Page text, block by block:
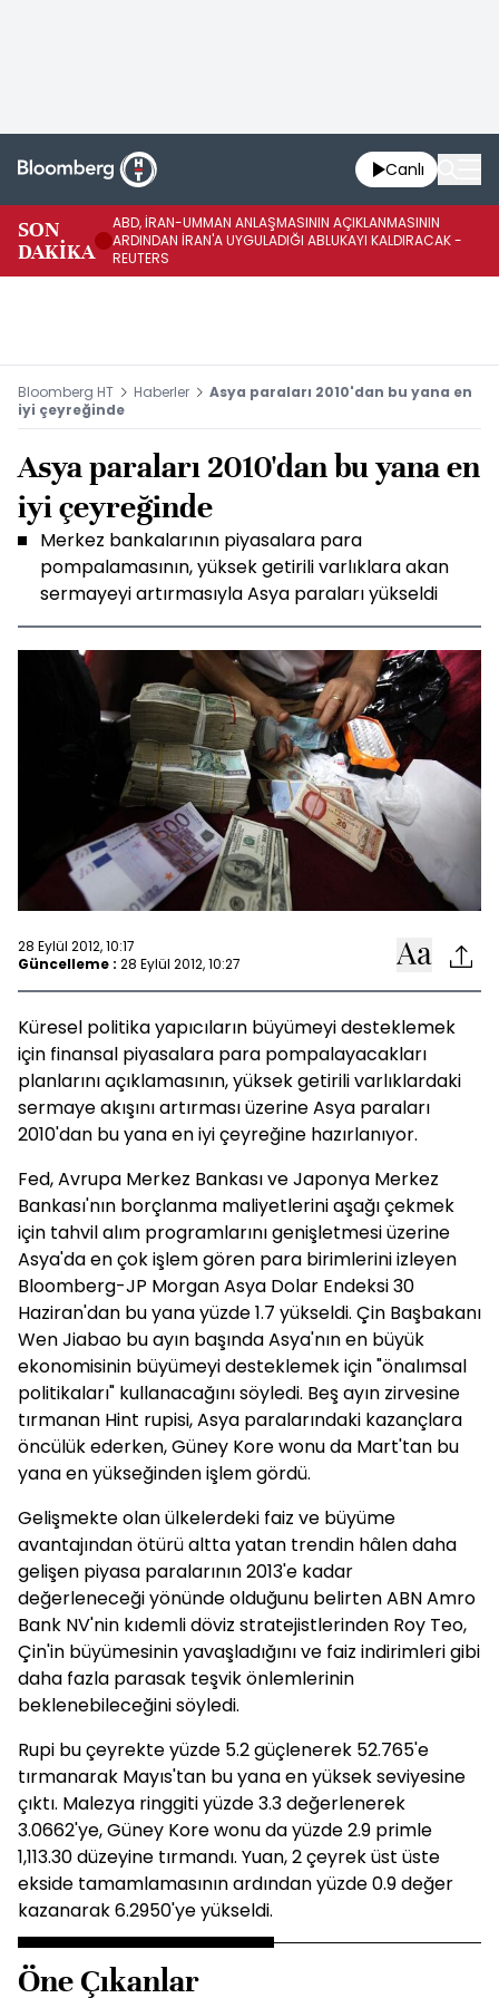
Canlı
SON
DAKİKA
ABD, İRAN-UMMAN ANLAŞMASININ AÇIKLANMASININ
ARDINDAN İRAN'A UYGULADIĞI ABLUKAYI KALDIRACAK -
REUTERS
Bloomberg HT Haberler
Asya paraları 2010'dan bu yana en
iyi çeyreğinde
Asya paraları 2010'dan bu yana en
iyi çeyreğinde
Merkez bankalarının piyasalara para
pompalamasının, yüksek getirili varlıklara akan
sermayeyi artırmasıyla Asya paraları yükseldi
28 Eylül 2012, 10:17
Güncelleme : 28 Eylül 2012, 10:27
Küresel politika yapıcıların büyümeyi desteklemek
için finansal piyasalara para pompalayacakları
planlarını açıklamasının, yüksek getirili varlıklardaki
sermaye akışını artırması üzerine Asya paraları
2010'dan bu yana en iyi çeyreğine hazırlanıyor.
Fed, Avrupa Merkez Bankası ve Japonya Merkez
Bankası'nın borçlanma maliyetlerini aşağı çekmek
için tahvil alım programlarını genişletmesi üzerine
Asya'da en çok işlem gören para birimlerini izleyen
Bloomberg-JP Morgan Asya Dolar Endeksi 30
Haziran'dan bu yana yüzde 1.7 yükseldi. Çin Başbakanı
Wen Jiabao bu ayın başında Asya'nın en büyük
ekonomisinin büyümeyi desteklemek için "önalımsal
politikaları" kullanacağını söyledi. Beş ayın zirvesine
tırmanan Hint rupisi, Asya paralarındaki kazançlara
öncülük ederken, Güney Kore wonu da Mart'tan bu
yana en yükseğinden işlem gördü.
Gelişmekte olan ülkelerdeki faiz ve büyüme
avantajından ötürü altta yatan trendin hâlen daha
gelişen piyasa paralarının 2013'e kadar
değerleneceği yönünde olduğunu belirten ABN Amro
Bank NV'nin kıdemli döviz stratejistlerinden Roy Teo,
Çin'in büyümesinin yavaşladığını ve faiz indirimleri gibi
daha fazla parasak teşvik önlemlerinin
beklenebileceğini söyledi.
Rupi bu çeyrekte yüzde 5.2 güçlenerek 52.765'e
tırmanarak Mayıs'tan bu yana en yüksek seviyesine
çıktı. Malezya ringgiti yüzde 3.3 değerlenerek
3.0662'ye, Güney Kore wonu da yüzde 2.9 primle
1,113.30 düzeyine tırmandı. Yuan, 2 çeyrek üst üste
ekside tamamlamasının ardından yüzde 0.9 değer
kazanarak 6.2950'ye yükseldi.
Öne Çıkanlar